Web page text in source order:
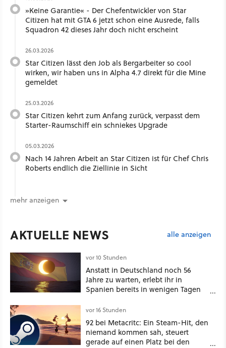
»Keine Garantie« - Der Chefentwickler von Star
Citizen hat mit GTA 6 jetzt schon eine Ausrede, falls
Squadron 42 dieses Jahr doch nicht erscheint
26.03.2026
Star Citizen lässt den Job als Bergarbeiter so cool
wirken, wir haben uns in Alpha 4.7 direkt für die Mine
gemeldet
25.03.2026
Star Citizen kehrt zum Anfang zurück, verpasst dem
Starter-Raumschiff ein schniekes Upgrade
05.03.2026
Nach 14 Jahren Arbeit an Star Citizen ist für Chef Chris
Roberts endlich die Ziellinie in Sicht
mehr anzeigen
AKTUELLE NEWS alle anzeigen
vor 10 Stunden
Anstatt in Deutschland noch 56
Jahre zu warten, erlebt ihr in
Spanien bereits in wenigen Tagen
vor 16 Stunden
92 bei Metacritc: Ein Steam-Hit, den
niemand kommen sah, steuert
gerade auf einen Platz bei den